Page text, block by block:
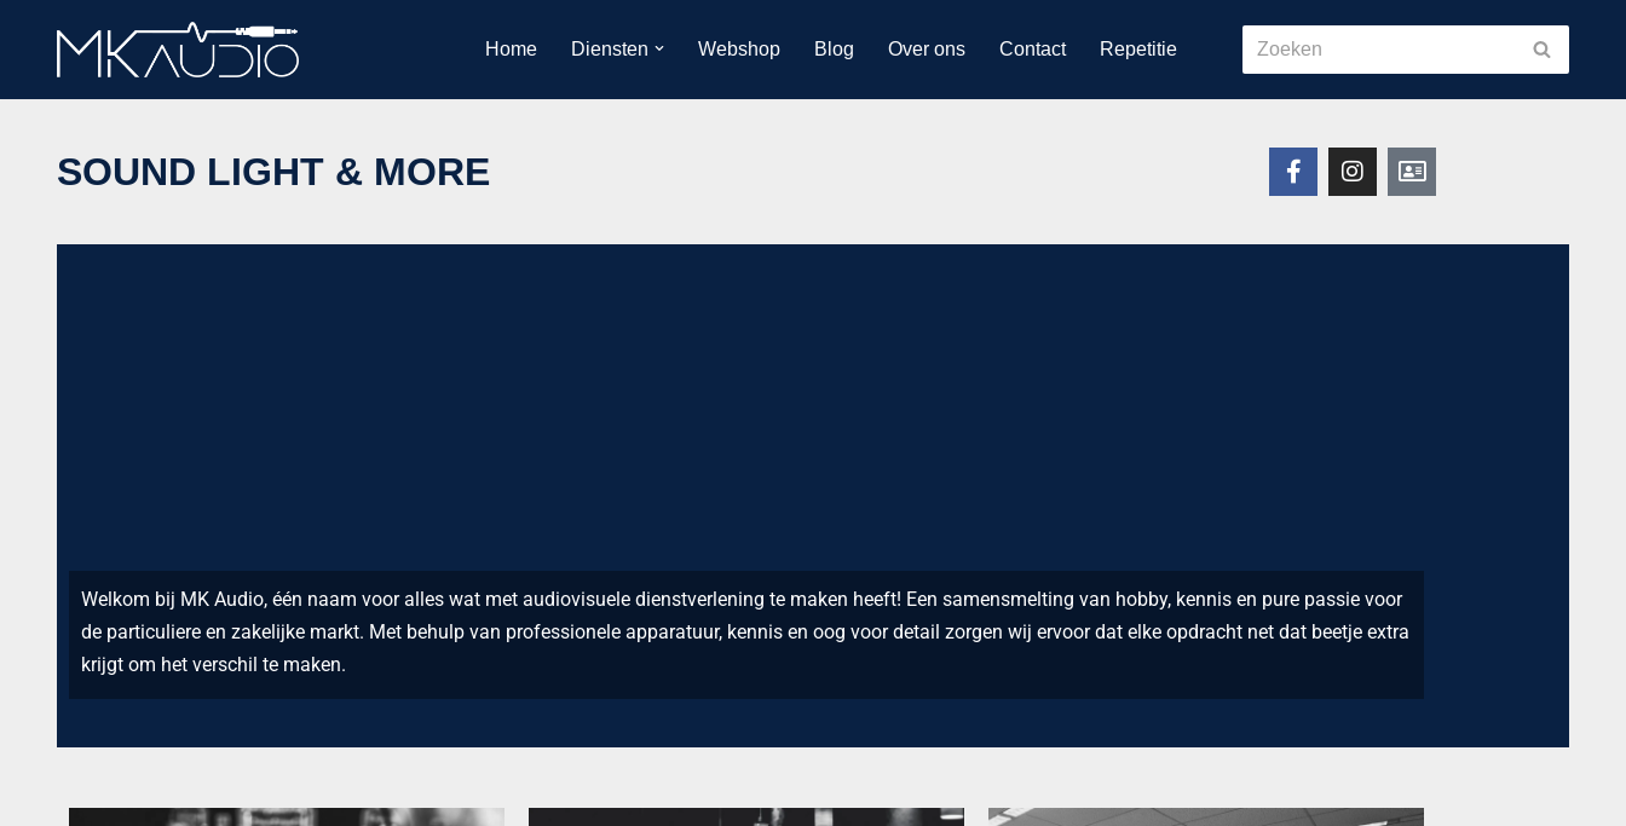
naar
inhoud
Home Diensten Webshop Blog Over ons Contact Repetitie
SOUND LIGHT & MORE
Welkom bij MK Audio, één naam voor alles wat met audiovisuele dienstverlening te maken heeft! Een samensmelting van hobby, kennis en pure passie voor
de particuliere en zakelijke markt. Met behulp van professionele apparatuur, kennis en oog voor detail zorgen wij ervoor dat elke opdracht net dat beetje extra
krijgt om het verschil te maken.